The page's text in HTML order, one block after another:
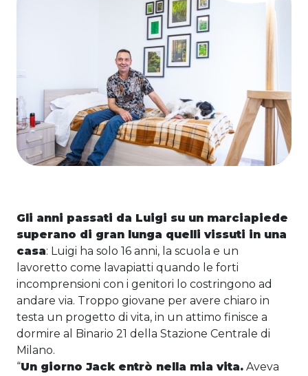
Gli anni passati da Luigi su un marciapiede
superano di gran lunga quelli vissuti in una
casa: Luigi ha solo 16 anni, la scuola e un
lavoretto come lavapiatti quando le forti
incomprensioni con i genitori lo costringono ad
andare via. Troppo giovane per avere chiaro in
testa un progetto di vita, in un attimo finisce a
dormire al Binario 21 della Stazione Centrale di
Milano.
“Un giorno Jack entrò nella mia vita. Aveva